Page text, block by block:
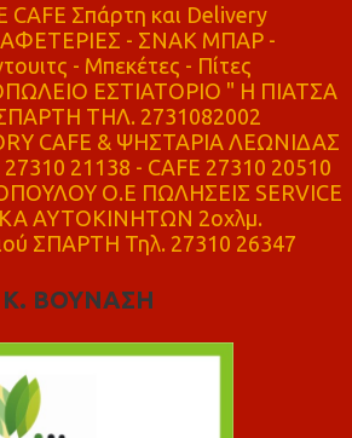
CAFE Σπάρτη και Delivery
- ΣΝΑΚ ΜΠΑΡ -
- Μπεκέτες - Πίτες
ΕΣΤΙΑΤΟΡΙΟ " Η ΠΙΑΤΣΑ
ΤΗΛ. 2731082002
CAFE & ΨΗΣΤΑΡΙΑ ΛΕΩΝΙΔΑΣ
21138 - CAFE 27310 20510
Ο.Ε ΠΩΛΗΣΕΙΣ SERVICE
ΑΥΤΟΚΙΝΗΤΩΝ 2οχλμ.
ΣΠΑΡΤΗ Τηλ. 27310 26347
ΒΟΥΝΑΣΗ